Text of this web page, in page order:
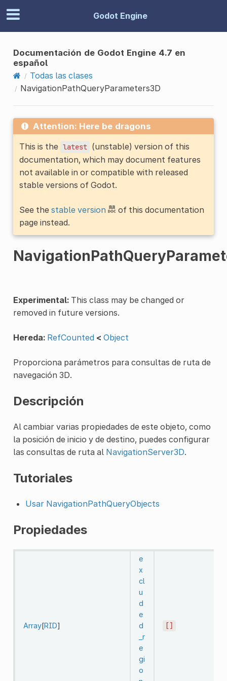
Godot Engine
Documentación de Godot Engine 4.7 en
español
Todas las clases
NavigationPathQueryParameters3D
Attention: Here be dragons
This is the latest (unstable) version of this
documentation, which may document features
not available in or compatible with released
stable versions of Godot.
See the stable version
of this documentation
page instead.
Experimental:This class may be changed or
removed in future versions.
Hereda: RefCounted < Object
Proporciona parámetros para consultas de ruta de
navegación 3D.
Descripción
Al cambiar varias propiedades de este objeto, como
la posición de inicio y de destino, puedes configurar
las consultas de ruta al NavigationServer3D.
Tutoriales
Usar NavigationPathQueryObjects
Propiedades
Array[RID]
e
x
cl
u
d
e
d
_r
e
gi
o
[]